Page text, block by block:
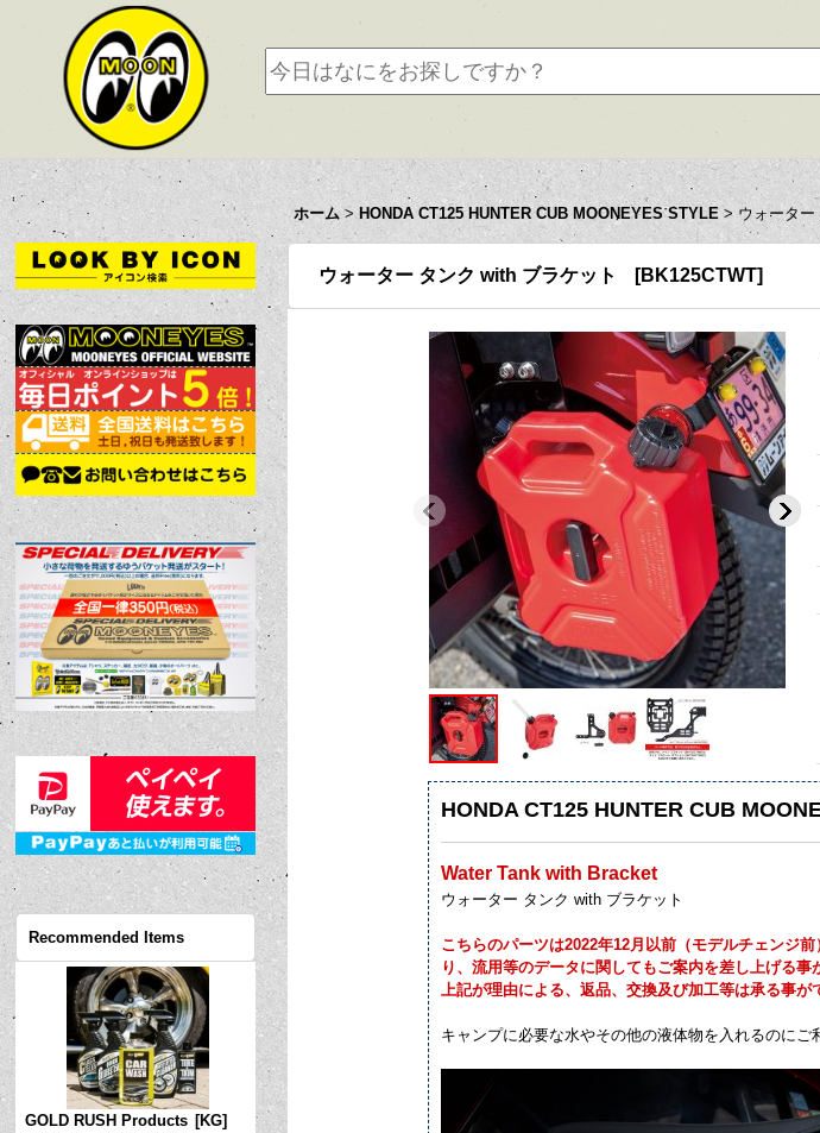
ホーム > HONDA CT125 HUNTER CUB MOONEYES STYLE > ウォーター
Recommended Items
GOLD RUSH Products [KG]
ウォーター タンク with ブラケット [BK125CTWT]
HONDA CT125 HUNTER CUB
Water Tank with Bracket
ウォーター タンク with ブラケット
こちらのパーツは2022年12月以前（モデルチェンジ
り、流用等のデータに関してもご案内を差し上げる事
上記が理由による、返品、交換及び加工等は承る事が
キャンプに必要な水やその他の液体物を入れるのにご